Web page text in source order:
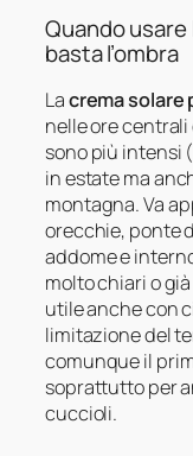
Quando
basta l’ombra
Lacrema solare
nelle ore
sono più intensi
in estate ma
montagna. Va
orecchie, ponte
addome e
molto chiari o
utile anche con
limitazione del
comunque il
soprattutto per
cuccioli.